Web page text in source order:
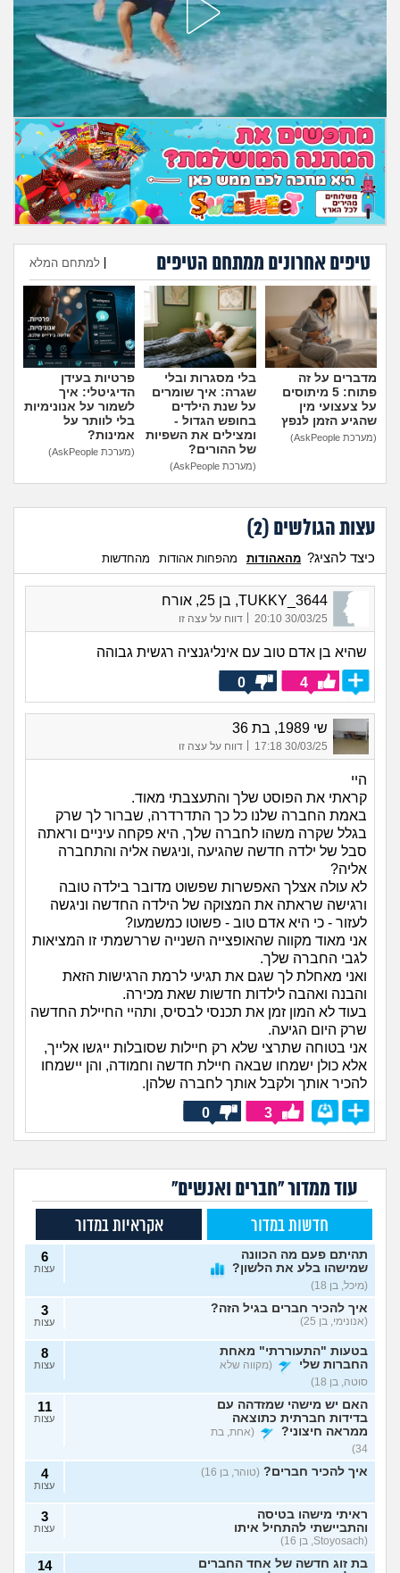
שומרים על הגוף
פיננסי וכלכלה
בין הסדינים
חיות מחמד
יוקר המחיה
טיפים אחרונים ממתחם הטיפים למתחם המלא
הוספת טיפ
מדברים על זה
פתוח: 5 מיתוסים
על צעצועי מין
שהגיע הזמן לנפץ
(מערכת AskPeople)
בלי מסגרות ובלי
שגרה: איך שומרים
על שנת הילדים
בחופש הגדול -
ומצילים את השפיות
של ההורים?
(מערכת AskPeople)
פרטיות בעידן
הדיגיטלי: איך
לשמור על אנונימיות
בלי לוותר על
אמינות?
(מערכת AskPeople)
עצות הגולשים (2
)
כיצד להציג? מהאהודות מהפחות אהודות מהחדשות
TUKKY_3644, בן 25, אורח
30/03/25 20:10 דווח על עצה זו
שהיא בן אדם טוב עם אינליגנציה רגשית גבוהה
4
0
שי 1989, בת 36
30/03/25 17:18
| דווח על עצה זו
היי
קראתי את הפוסט שלך והתעצבתי מאוד.
באמת החברה שלנו כל כך התדרדרה, שברור לך שרק
בגלל שקרה משהו לחברה שלך, היא פקחה עיניים וראתה
סבל של ילדה חדשה שהגיעה ,וניגשה אליה והתחברה
אליה?
לא עולה אצלך האפשרות שפשוט מדובר בילדה טובה
ורגישה שראתה את המצוקה של הילדה החדשה וניגשה
לעזור - כי היא אדם טוב - פשוטו כמשמעו?
אני מאוד מקווה שהאופצייה השנייה שררשמתי זו המציאות
לגבי החברה שלך.
ואני מאחלת לך שגם את תגיעי לרמת הרגישות הזאת
והבנה ואהבה לילדות חדשות שאת מכירה.
בעוד לא המון זמן את תכנסי לבסיס, ותהיי החיילת החדשה
שרק היום הגיעה.
אני בטוחה שתרצי שלא רק חיילות שסובלות ייגשו אלייך,
אלא כולן ישמחו שבאה חיילת חדשה וחמודה, והן יישמחו
להכיר אותך ולקבל אותך לחברה שלהן.
3
0
עוד ממדור "חברים ואנשים"
חדשות במדור אקראיות במדור
תהיתם פעם מה הכוונה
שמישהו בלע את הלשון?
(מיכל, בן 18)
6
עצות
איך להכיר חברים בגיל הזה?
(אנונימי, בן 25)
3
עצות
בטעות "התעוררתי" מאחת
החברות שלי
(מקווה שלא
סוטה, בן 18)
8
עצות
האם יש מישהי שמזדהה עם
בדידות חברתית כתוצאה
ממראה חיצוני?
(אחת, בת
34)
11
עצות
איך להכיר חברים? (טוהר, בן 16) 4
עצות
ראיתי מישהו בטיסה
והתביישתי להתחיל איתו
(Stoyosach, בן 16)
3
עצות
בת זוג חדשה של אחד החברים
14